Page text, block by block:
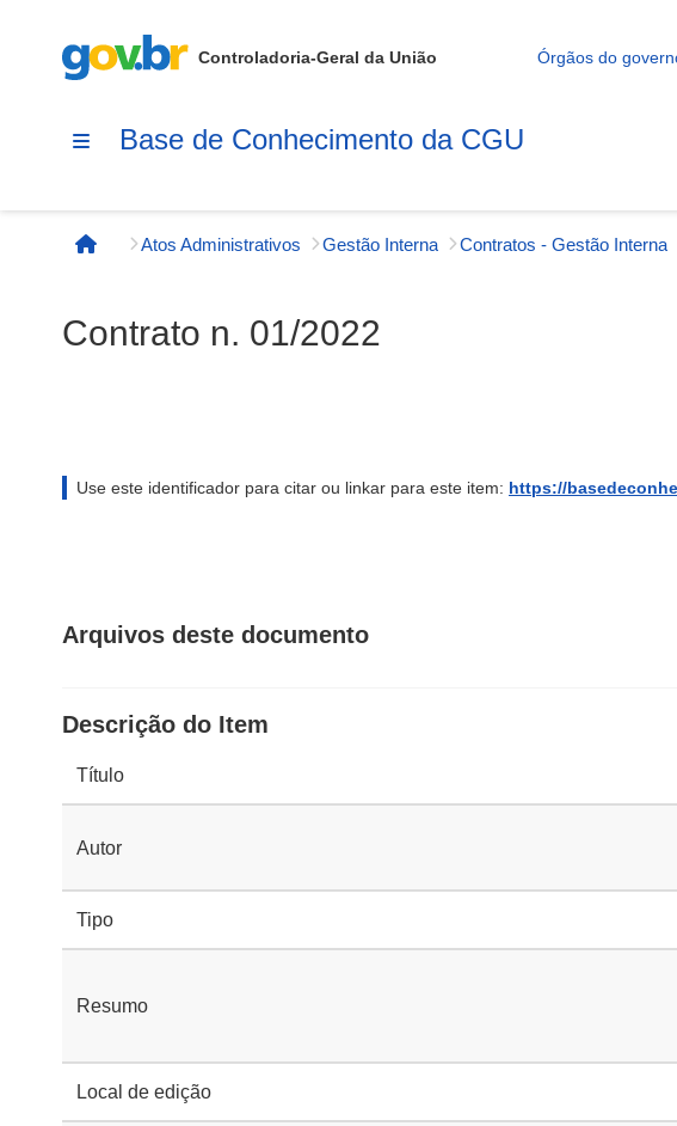
Controladoria-Geral da União Órgãos do
Base de Conhecimento da CGU
Página inicial
Atos Administrativos Gestão Interna Contratos - Gestão Interna
Contrato n. 01/2022
Use este identificador para citar ou linkar para este item: https://
Arquivos deste documento
Descrição do Item
Título
Autor
Tipo
Resumo
Local de edição